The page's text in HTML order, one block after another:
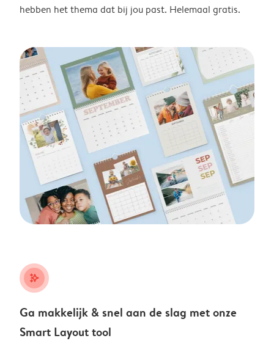
hebben het thema dat bij jou past. Helemaal gratis.
stars_plus
Ga makkelijk & snel aan de slag met onze
Smart Layout tool